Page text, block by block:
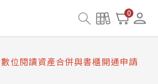
0
讀墨系統維護中，本站同步暫
位閱讀資產合併與書櫃開通申請
書櫃開通常見問題